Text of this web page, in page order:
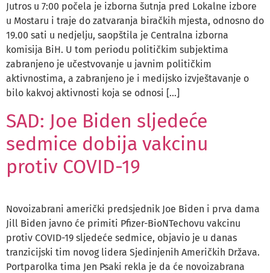
Jutros u 7:00 počela je izborna šutnja pred Lokalne izbore
u Mostaru i traje do zatvaranja biračkih mjesta, odnosno do
19.00 sati u nedjelju, saopštila je Centralna izborna
komisija BiH. U tom periodu političkim subjektima
zabranjeno je učestvovanje u javnim političkim
aktivnostima, a zabranjeno je i medijsko izvještavanje o
bilo kakvoj aktivnosti koja se odnosi […]
SAD: Joe Biden sljedeće
sedmice dobija vakcinu
protiv COVID-19
Novoizabrani američki predsjednik Joe Biden i prva dama
Jill Biden javno će primiti Pfizer-BioNTechovu vakcinu
protiv COVID-19 sljedeće sedmice, objavio je u danas
tranzicijski tim novog lidera Sjedinjenih Američkih Država.
Portparolka tima Jen Psaki rekla je da će novoizabrana